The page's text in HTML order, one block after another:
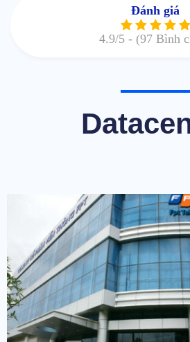
Đánh giá
4.9/5 - (97 Bình